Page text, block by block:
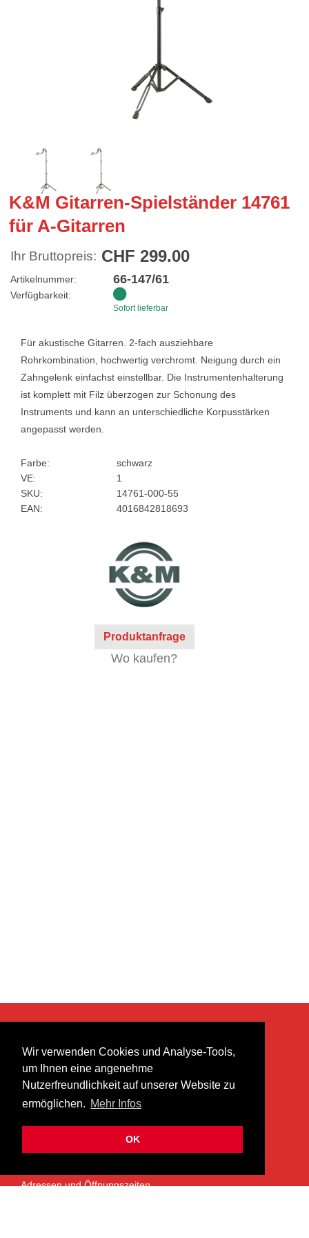
Wir verwenden Cookies und Analyse-Tools,
um Ihnen eine angenehme
Nutzerfreundlichkeit auf unserer Website zu
ermöglichen. Mehr Infos
OK
K&M Gitarren-Spielständer 14761
für A-Gitarren
Ihr Bruttopreis: CHF 299.00
Artikelnummer: 66-147/61
Verfügbarkeit:
Sofort lieferbar
Für akustische Gitarren. 2-fach ausziehbare
Rohrkombination, hochwertig verchromt. Neigung durch ein
Zahngelenk einfachst einstellbar. Die Instrumentenhalterung
ist komplett mit Filz überzogen zur Schonung des
Instruments und kann an unterschiedliche Korpusstärken
angepasst werden.
Farbe:
schwarz
VE:
1
SKU:
14761-000-55
EAN:
4016842818693
Produktanfrage
Wo kaufen?
heer musik ag
Lättenstrasse 35
8952 Schlieren
info@heermusic.com
ÜBER UNS
Adressen und Öffnungszeiten